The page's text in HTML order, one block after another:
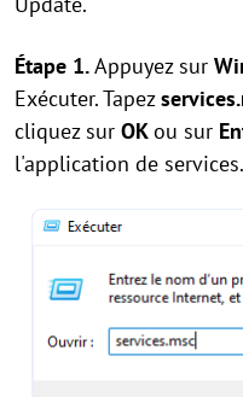
Étape 1.Appuyez sur
Exécuter. Tapez
cliquez sur OKou sur
l'application de services.